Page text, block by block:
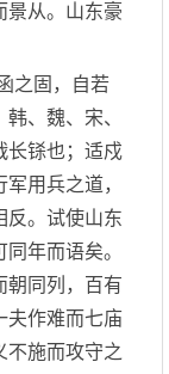
景从。山东豪
之固，自若
、魏、宋、
长铩也；适戍
用兵之道，
反。试使山东
年而语矣。
朝同列，百有
夫作难而七庙
不施而攻守之